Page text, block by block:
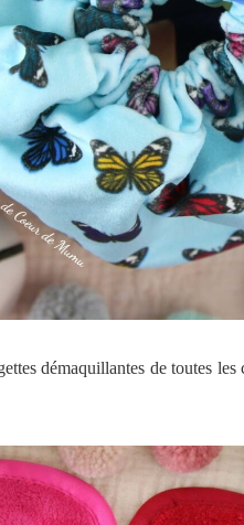
démaquillantes de toutes